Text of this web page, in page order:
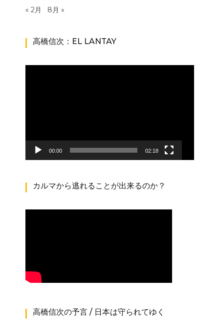
« 2月 8月 »
高橋信次：EL LANTAY
ー
00:00 02:18
カルマから逃れることが出来るのか？
高橋信次の予言 / 日本は守られてゆく